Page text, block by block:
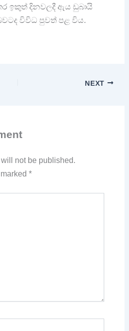
ඉකුත් දිනවලදී ඇය ඩුබායි
විවිධ පුවත් පළ විය.
NEXT
not be published.
*